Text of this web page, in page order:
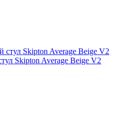
Skipton Average Beige V2